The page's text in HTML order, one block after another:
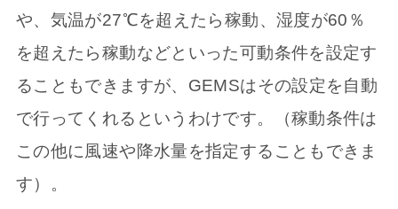
や、気温が27℃を超えたら稼動、湿度が60％
を超えたら稼動などといった可動条件を設定す
ることもできますが、GEMSはその設定を自動
で行ってくれるというわけです。（稼動条件は
この他に風速や降水量を指定することもできま
す）。